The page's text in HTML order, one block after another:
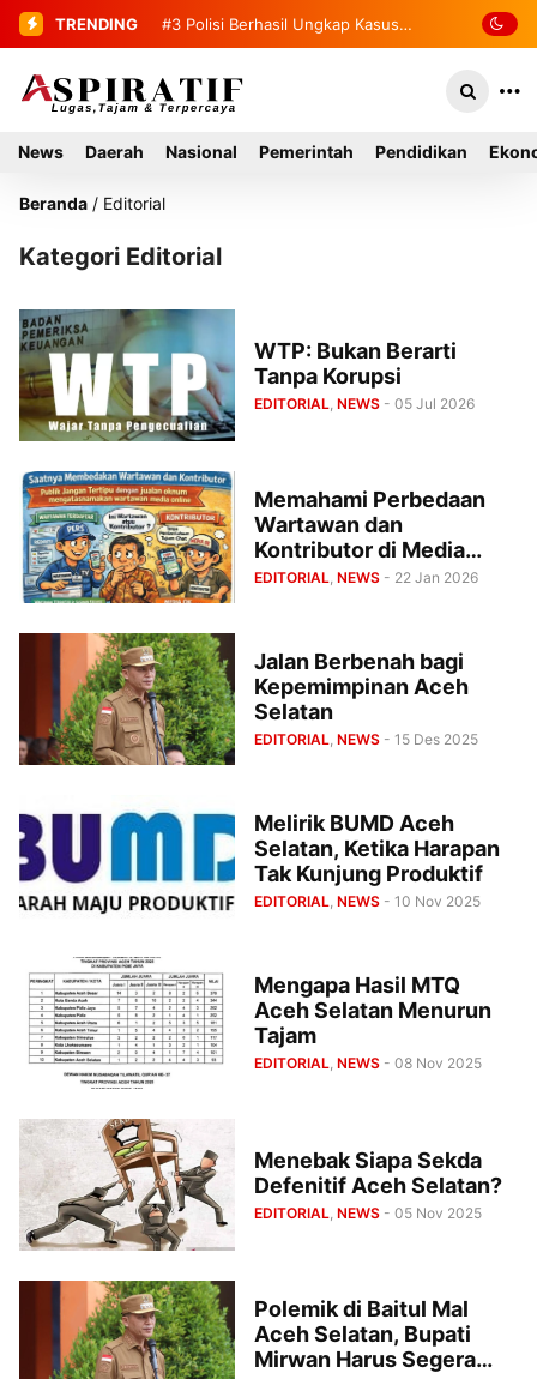
TRENDING #3 Polisi Berhasil Ungkap Kasus
News Daerah Nasional Pemerintah Pendidikan
Beranda / Editorial
Kategori Editorial
WTP: Bukan Berarti
Tanpa Korupsi
EDITORIAL NEWS - 05 Jul 2026
Memahami Perbedaan
Wartawan dan
Kontributor di Media
Online
EDITORIAL, NEWS - 22 Jan 2026
Jalan Berbenah bagi
Kepemimpinan Aceh
Selatan
EDITORIAL, NEWS - 15 Des 2025
Melirik BUMD Aceh
Selatan, Ketika Harapan
Tak Kunjung Produktif
EDITORIAL, NEWS - 10 Nov 2025
Mengapa Hasil MTQ
Aceh Selatan Menurun
Tajam
EDITORIAL, NEWS - 08 Nov 2025
Menebak Siapa Sekda
Defenitif Aceh Selatan?
EDITORIAL NEWS - 05 Nov 2025
Polemik di Baitul Mal
Aceh Selatan, Bupati
Mirwan Harus Segera